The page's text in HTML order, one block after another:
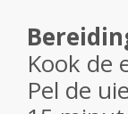
Kook de
Pel de